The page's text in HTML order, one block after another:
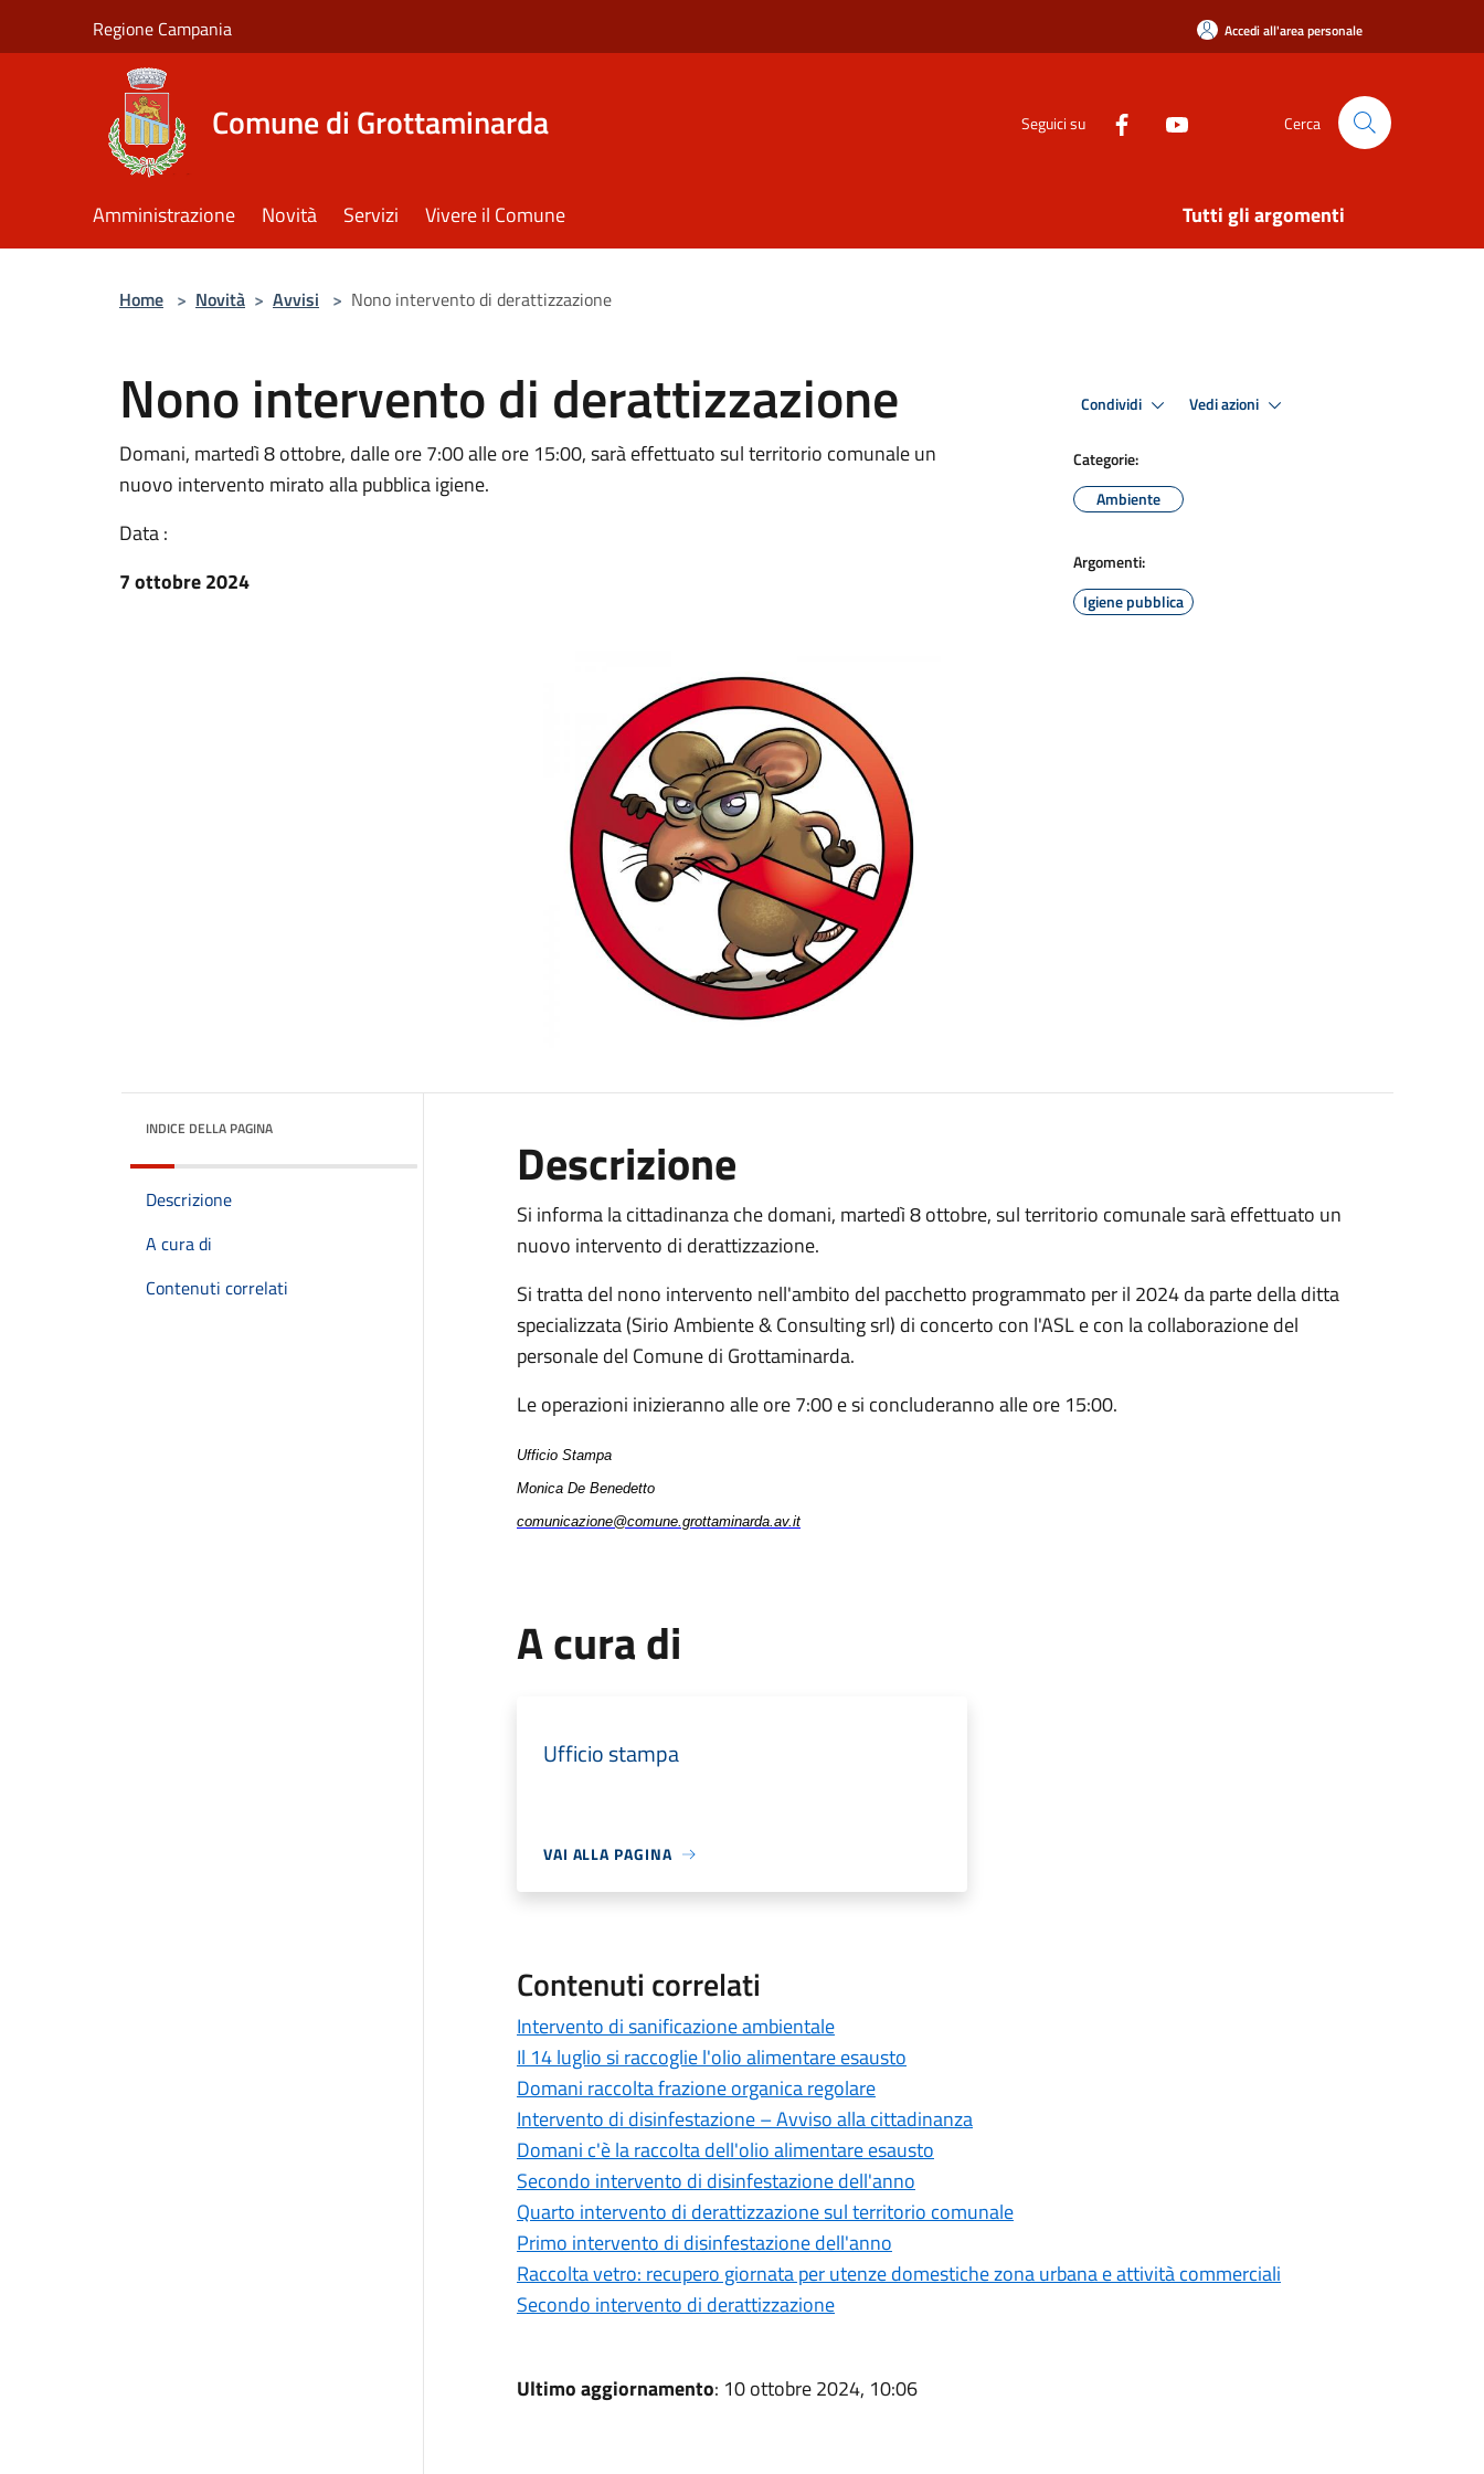
Regione Campania Accedi all'area personale
Comune di Grottaminarda Seguici su Cerca
Amministrazione Novità Servizi Vivere il Comune Tutti gli argomenti
Home > Novità > Avvisi > Nono intervento di derattizzazione
Nono intervento di derattizzazione
Domani, martedì 8 ottobre, dalle ore 7:00 alle ore 15:00, sarà effettuato sul territorio comunale un
nuovo intervento mirato alla pubblica igiene.
Data :
7 ottobre 2024
Condividi Vedi azioni
Categorie:
Ambiente
Argomenti:
Igiene pubblica
INDICE DELLA PAGINA
Descrizione
A cura di
Contenuti correlati
Descrizione
Si informa la cittadinanza che domani, martedì 8 ottobre, sul territorio comunale sarà effettuato un
nuovo intervento di derattizzazione.
Si tratta del nono intervento nell'ambito del pacchetto programmato per il 2024 da parte della ditta
specializzata (Sirio Ambiente & Consulting srl) di concerto con l'ASL e con la collaborazione del
personale del Comune di Grottaminarda.
Le operazioni inizieranno alle ore 7:00 e si concluderanno alle ore 15:00.
Ufficio Stampa
Monica De Benedetto
comunicazione@comune.grottaminarda.av.it
A cura di
Ufficio stampa
VAI ALLA PAGINA
Contenuti correlati
Intervento di sanificazione ambientale
Il 14 luglio si raccoglie l'olio alimentare esausto
Domani raccolta frazione organica regolare
Intervento di disinfestazione – Avviso alla cittadinanza
Domani c'è la raccolta dell'olio alimentare esausto
Secondo intervento di disinfestazione dell'anno
Quarto intervento di derattizzazione sul territorio comunale
Primo intervento di disinfestazione dell'anno
Raccolta vetro: recupero giornata per utenze domestiche zona urbana e attività commerciali
Secondo intervento di derattizzazione
Ultimo aggiornamento: 10 ottobre 2024, 10:06